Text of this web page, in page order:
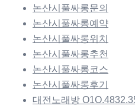
논산시풀싸롱문의
논산시풀싸롱예약
논산시풀싸롱위치
논산시풀싸롱추천
논산시풀싸롱코스
논산시풀싸롱후기
대전노래방